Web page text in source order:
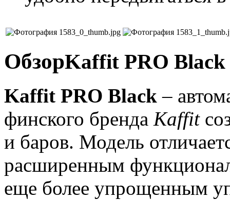
ОбзорKaffit PRO Black
Kaffit PRO Black –
финского бренда Kaffit
и баров. Модель
расширенным
еще более упрощенным